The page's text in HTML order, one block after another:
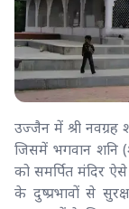
उज्जैन में श्री नवग्रह
जिसमें भगवान शनि
को समर्पित मंदिर
के दुष्प्रभावों से